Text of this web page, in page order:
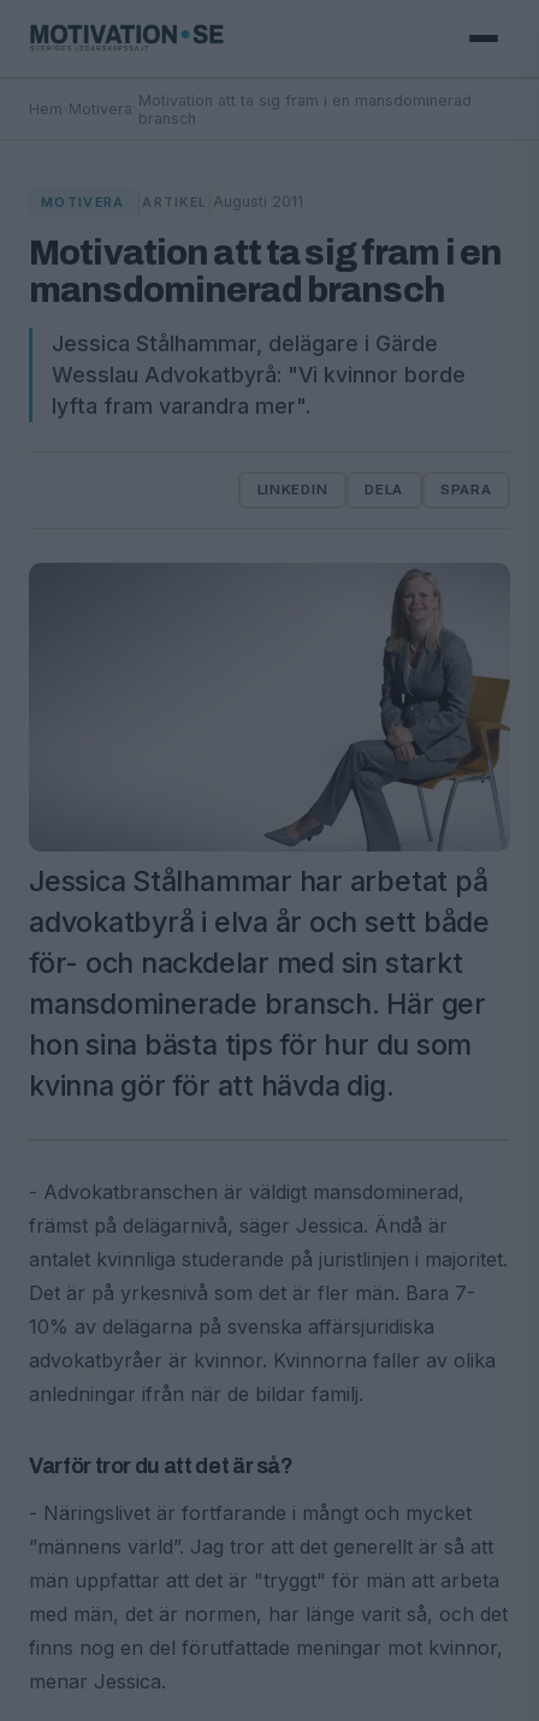
Hem Motivera Motivation att ta sig fram i en mansdominerad
bransch
MOTIVERA ARTIKEL Augusti 2011
Motivation att ta sig fram i en
mansdominerad bransch
Jessica Stålhammar, delägare i Gärde
Wesslau Advokatbyrå: "Vi kvinnor borde
lyfta fram varandra mer".
LINKEDIN DELA SPARA
Jessica Stålhammar har arbetat på
advokatbyrå i elva år och sett både
för- och nackdelar med sin starkt
mansdominerade bransch. Här ger
hon sina bästa tips för hur du som
kvinna gör för att hävda dig.
- Advokatbranschen är väldigt mansdominerad,
främst på delägarnivå, säger Jessica. Ändå är
antalet kvinnliga studerande på juristlinjen i majoritet.
Det är på yrkesnivå som det är fler män. Bara 7-
10% av delägarna på svenska affärsjuridiska
advokatbyråer är kvinnor. Kvinnorna faller av olika
anledningar ifrån när de bildar familj.
Varför tror du att det är så?
- Näringslivet är fortfarande i mångt och mycket
”männens värld”. Jag tror att det generellt är så att
män uppfattar att det är "tryggt" för män att arbeta
med män, det är normen, har länge varit så, och det
finns nog en del förutfattade meningar mot kvinnor,
menar Jessica.